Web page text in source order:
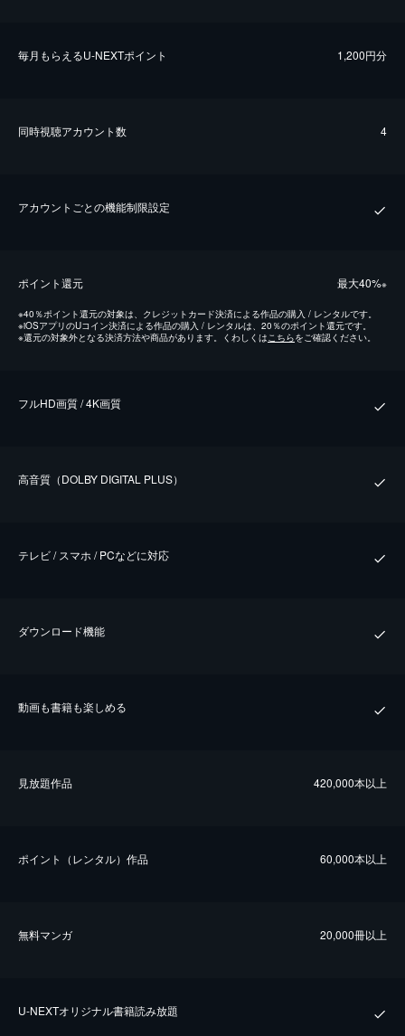
毎⽉もらえるU-NEXTポイント 1,200円分
同時視聴アカウント数 4
アカウントごとの機能制限設定
ポイント還元 最⼤40%※
※40％ポイント還元の対象は、クレジットカード決済による作品の購入 / レンタルです。
※iOSアプリのUコイン決済による作品の購入 / レンタルは、20％のポイント還元です。
※還元の対象外となる決済方法や商品があります。くわしくはこちらをご確認ください。
フルHD画質 / 4K画質
⾼⾳質（DOLBY DIGITAL PLUS）
テレビ / スマホ / PCなどに対応
ダウンロード機能
動画も書籍も楽しめる
⾒放題作品 420,000本以上
ポイント（レンタル）作品 60,000本以上
無料マンガ 20,000冊以上
U-NEXTオリジナル書籍読み放題